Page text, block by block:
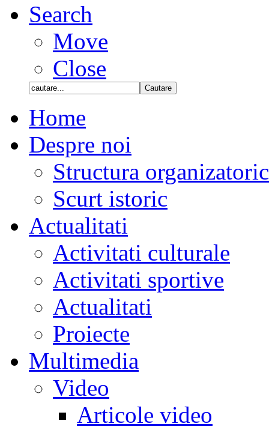
Search
Move
Close
Home
Despre noi
Structura
Scurt istoric
Actualitati
Activitati culturale
Activitati sportive
Actualitati
Proiecte
Multimedia
Video
Articole video